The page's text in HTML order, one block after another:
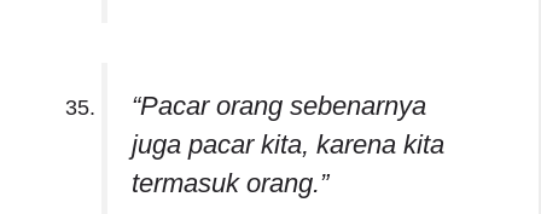
“Pacar orang sebenarnya
juga pacar kita, karena kita
termasuk orang.”